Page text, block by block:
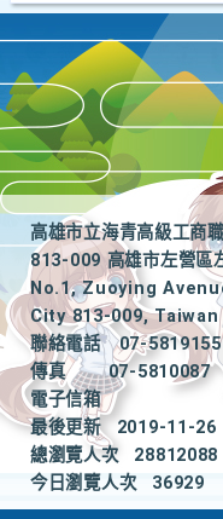
高雄市立海青高級工商
813-009 高雄市左營區
No.1, Zuoying
City 813-009, Taiwan
聯絡電話
07-5819155
傳真
07-5810087
電子信箱
最後更新
2019-11-26
總瀏覽人次
28812088
今日瀏覽人次
36929